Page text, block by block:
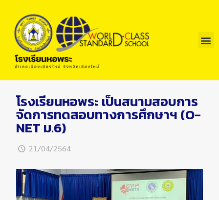
โรงเรียนหอพระ เป็นสนามสอบการ
จัดการทดสอบทางการศึกษาฯ (O-
NET ม.6)
21/04/2564